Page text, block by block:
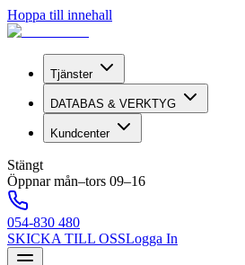
Hoppa till innehall
Tjänster
DATABAS & VERKTYG
Kundcenter
Stängt
Öppnar mån–tors 09–16
054-830 480
SKICKA TILL OSSLogga In